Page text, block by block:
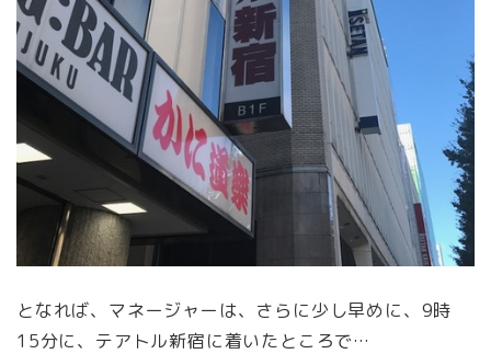
となれば、マネージャーは、さらに少し早めに、9時
15分に、テアトル新宿に着いたところで…